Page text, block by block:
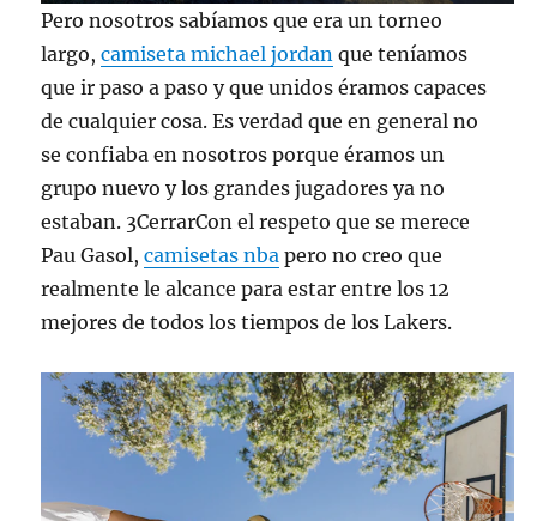
Pero nosotros sabíamos que era un torneo
largo,camiseta michael jordan que teníamos
que ir paso a paso y que unidos éramos capaces
de cualquier cosa. Es verdad que en general no
se confiaba en nosotros porque éramos un
grupo nuevo y los grandes jugadores ya no
estaban. 3CerrarCon el respeto que se merece
Pau Gasol,camisetas nba pero no creo que
realmente le alcance para estar entre los 12
mejores de todos los tiempos de los Lakers.